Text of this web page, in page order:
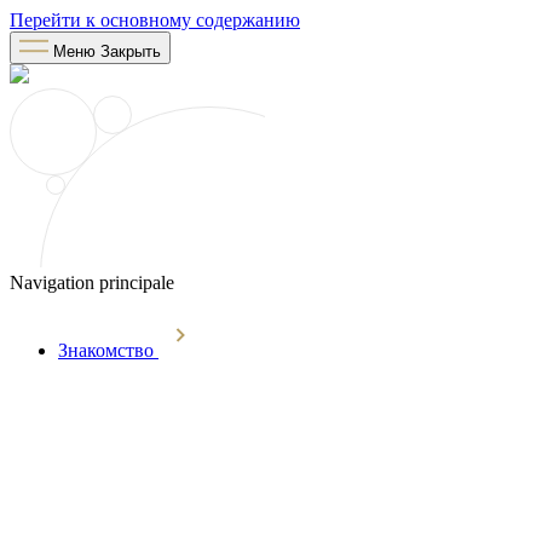
Перейти к основному содержанию
Меню Закрыть
Navigation principale
Знакомство